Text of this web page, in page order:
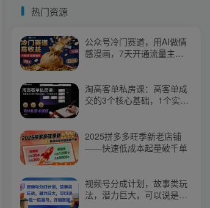
热门资源
公众号冷门赛道，用AI做情
感漫画，7天开通流量主，
淘高客单私房课：高客单成
交的3个核心基础，1个实操
2025拼多多旺季新老店铺
——快速低成本起量破千单
视频号分成计划，故事类玩
法，潜力巨大，可以说是一